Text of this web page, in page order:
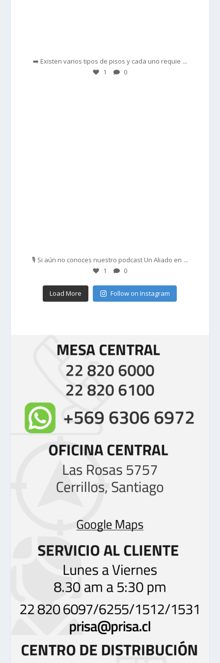
➡️ Existen varios tipos de pisos y cada uno requie ...
1 0
🎙️ Si aún no conoces nuestro podcast Un Aliado en ...
1 0
Load More Follow on Instagram